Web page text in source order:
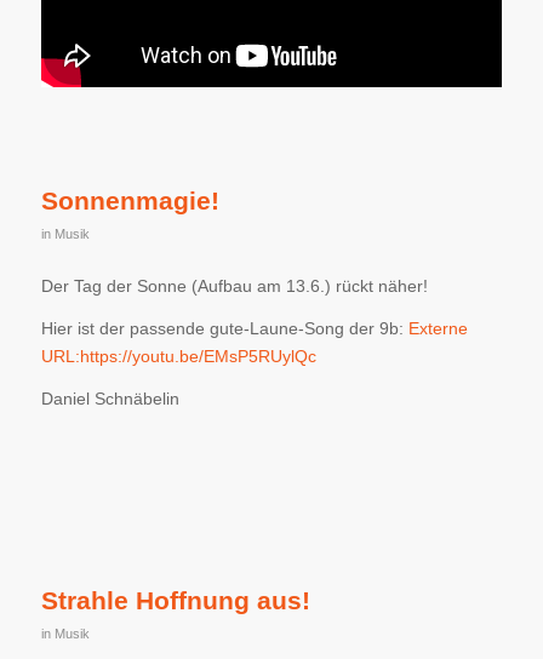
Sonnenmagie!
in Musik
Der Tag der Sonne (Aufbau am 13.6.) rückt näher!
Hier ist der passende gute-Laune-Song der 9b: Externe
URL:https://youtu.be/EMsP5RUylQc
Daniel Schnäbelin
Strahle Hoffnung aus!
in Musik